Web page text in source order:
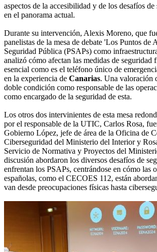
aspectos de la accesibilidad y de los desafíos
en el panorama actual.
Durante su intervención, Alexis Moreno, que
panelistas de la mesa de debate 'Los Puntos de
Seguridad Pública (PSAPs) como
analizó cómo afectan las medidas de seguridad
esencial como es el teléfono único de
en la experiencia de Canarias. Una valoración
doble condición como responsable de las
como encargado de la seguridad de esta.
Los otros dos intervinientes de esta mesa
por el responsable de la UTIC, Carlos Rosa,
Gobierno López, jefe de área de la Oficina de
Ciberseguridad del Ministerio del Interior y
Servicio de Normativa y Proyectos del
discusión abordaron los diversos desafíos de
enfrentan los PSAPs, centrándose en cómo las
españolas, como el CECOES 112, están
van desde preocupaciones físicas hasta